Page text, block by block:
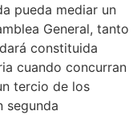
pueda mediar un
General, tanto
constituida
cuando concurran
tercio de los
segunda